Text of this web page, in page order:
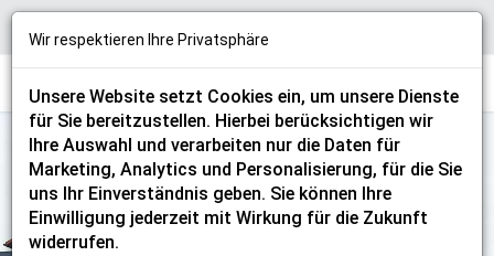
moto-guzzi
Wir respektieren Ihre Privatsphäre
Unsere Website setzt Cookies ein, um unsere Dienste
für Sie bereitzustellen. Hierbei berücksichtigen wir
Ihre Auswahl und verarbeiten nur die Daten für
Marketing, Analytics und Personalisierung, für die Sie
uns Ihr Einverständnis geben. Sie können Ihre
Einwilligung jederzeit mit Wirkung für die Zukunft
widerrufen.